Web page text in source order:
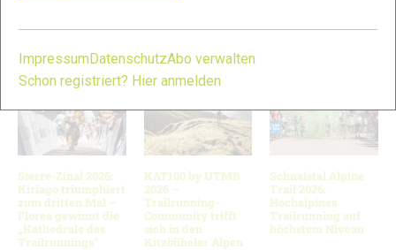
VERWANDTE ARTIKEL
Sierre-Zinal 2026:
Kiriago triumphiert
zum dritten Mal –
Florea gewinnt die
„Kathedrale des
Trailrunnings“
KAT100 by UTMB
2026 –
Trailrunning-
Community trifft
sich in den
Kitzbüheler Alpen
Schnalstal Alpine
Trail 2026:
Hochalpines
Trailrunning auf
höchstem Niveau
ImpressumDatenschutzAbo verwalten
Schon registriert? Hier anmelden